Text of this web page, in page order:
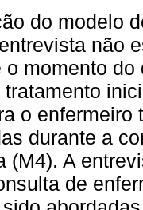
do modelo
não
o momento
o
durante a
(M4). A
de